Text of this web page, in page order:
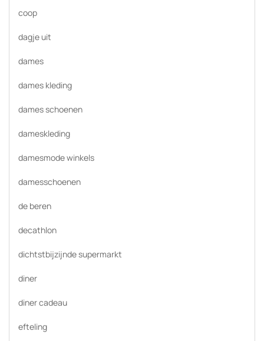
coop
dagje uit
dames
dames kleding
dames schoenen
dameskleding
damesmode winkels
damesschoenen
de beren
decathlon
dichtstbijzijnde supermarkt
diner
diner cadeau
efteling